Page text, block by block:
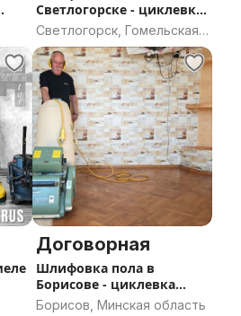
Светлогорске - циклевка
паркета
Светлогорск, Гомельская
область
Договорная
Шлифовка пола в
Борисове - циклевка
паркета
Борисов, Минская область